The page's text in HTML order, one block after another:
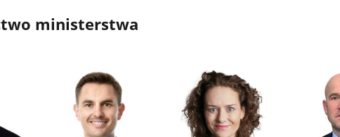
ministerstwa